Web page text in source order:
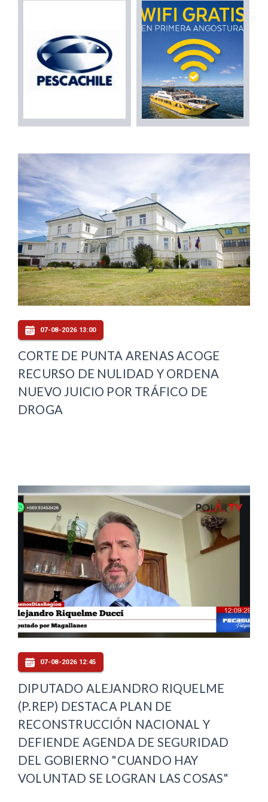
07-08-2026 13:00
CORTE DE PUNTA ARENAS ACOGE
RECURSO DE NULIDAD Y ORDENA
NUEVO JUICIO POR TRÁFICO DE
DROGA
07-08-2026 12:45
DIPUTADO ALEJANDRO RIQUELME
(P.REP) DESTACA PLAN DE
RECONSTRUCCIÓN NACIONAL Y
DEFIENDE AGENDA DE SEGURIDAD
DEL GOBIERNO "CUANDO HAY
VOLUNTAD SE LOGRAN LAS COSAS"